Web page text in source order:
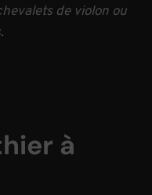
de violon ou
à